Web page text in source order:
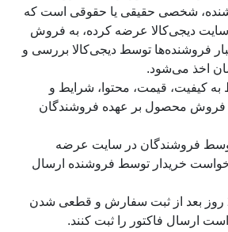
شخصی حقیقی یا حقوقی است که
دیجی‌کالا عرضه کرده، به فروش
فروشنده‌ها توسط دیجی‌کالا بررسی و
اخذ می‌شود.
کیفیت، قیمت، محتوا، شرایط و
محصول بر عهده فروشندگان
فروشندگان در سایت عرضه
خریدار توسط فروشنده ارسال
حداکثر تا 2 روز بعد از ثبت سفارش و قطعی شدن
ارسال فاکتور را ثبت کنند.